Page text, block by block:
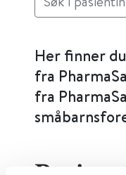
Her finner
fra
fra